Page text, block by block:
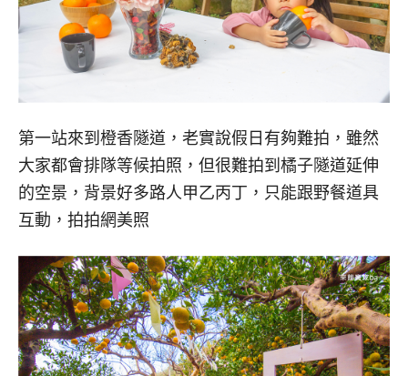
第一站來到橙香隧道，老實說假日有夠難拍，雖然
大家都會排隊等候拍照，但很難拍到橘子隧道延伸
的空景，背景好多路人甲乙丙丁，只能跟野餐道具
互動，拍拍網美照